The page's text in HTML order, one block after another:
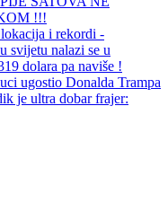
!!!
i rekordi -
svijetu nalazi se u
dolara pa naviše !
ugostio Donalda Trampa
je ultra dobar frajer: